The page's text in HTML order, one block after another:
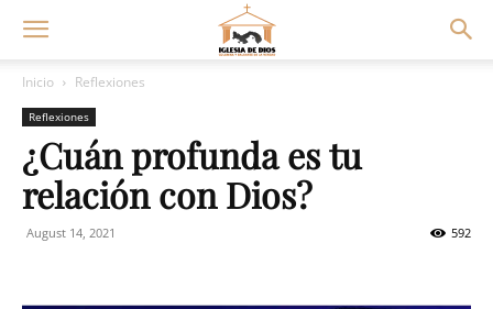
Inicio Reflexiones
Reflexiones
¿Cuán profunda es tu
relación con Dios?
August 14, 2021 592